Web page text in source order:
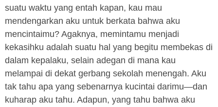
suatu waktu yang entah kapan, kau mau
mendengarkan aku untuk berkata bahwa aku
mencintaimu? Agaknya, memintamu menjadi
kekasihku adalah suatu hal yang begitu membekas di
dalam kepalaku, selain adegan di mana kau
melampai di dekat gerbang sekolah menengah. Aku
tak tahu apa yang sebenarnya kucintai darimu—dan
kuharap aku tahu. Adapun, yang tahu bahwa aku